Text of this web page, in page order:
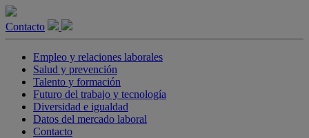
Contacto
Empleo y relaciones laborales
Salud y prevención
Talento y formación
Futuro del trabajo y tecnología
Diversidad e igualdad
Datos del mercado laboral
Contacto